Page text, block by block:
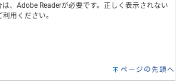
は、Adobe Readerが必要です。正しく表示されない
用ください。
ページの先頭へ